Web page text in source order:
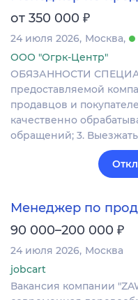
от 350 000 ₽
24 июля 2026 Москва
ООО "Огрк-Центр"
ОБЯЗАННОСТИ
предоставляемой
продавцов и
качественно
обращений; 3.
Менеджер по
90 000–200 000 ₽
24 июля 2026 Москва
jobcart
Вакансия компании